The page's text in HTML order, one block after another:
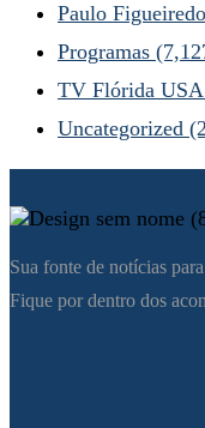
Paulo Figueiredo
Programas
TV Flórida USA
Uncategorized
Sua fonte de notícias
Fique por dentro dos